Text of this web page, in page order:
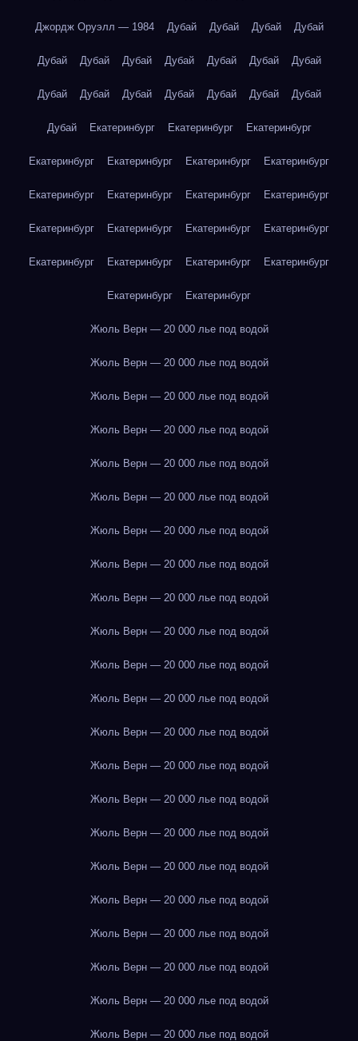
Джордж Оруэлл — 1984 Дубай Дубай Дубай Дубай
Дубай Дубай Дубай Дубай Дубай Дубай Дубай
Дубай Дубай Дубай Дубай Дубай Дубай Дубай
Дубай Екатеринбург Екатеринбург Екатеринбург
Екатеринбург Екатеринбург Екатеринбург Екатеринбург
Екатеринбург Екатеринбург Екатеринбург Екатеринбург
Екатеринбург Екатеринбург Екатеринбург Екатеринбург
Екатеринбург Екатеринбург Екатеринбург Екатеринбург
Екатеринбург Екатеринбург
Жюль Верн — 20 000 лье под водой
Жюль Верн — 20 000 лье под водой
Жюль Верн — 20 000 лье под водой
Жюль Верн — 20 000 лье под водой
Жюль Верн — 20 000 лье под водой
Жюль Верн — 20 000 лье под водой
Жюль Верн — 20 000 лье под водой
Жюль Верн — 20 000 лье под водой
Жюль Верн — 20 000 лье под водой
Жюль Верн — 20 000 лье под водой
Жюль Верн — 20 000 лье под водой
Жюль Верн — 20 000 лье под водой
Жюль Верн — 20 000 лье под водой
Жюль Верн — 20 000 лье под водой
Жюль Верн — 20 000 лье под водой
Жюль Верн — 20 000 лье под водой
Жюль Верн — 20 000 лье под водой
Жюль Верн — 20 000 лье под водой
Жюль Верн — 20 000 лье под водой
Жюль Верн — 20 000 лье под водой
Жюль Верн — 20 000 лье под водой
Жюль Верн — 20 000 лье под водой